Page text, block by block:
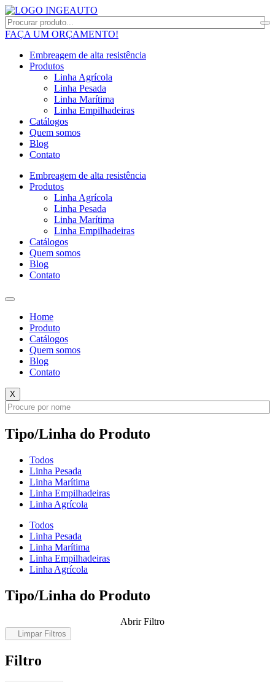
FAÇA UM ORÇAMENTO!
Embreagem de alta resistência
Produtos
Linha Agrícola
Linha Pesada
Linha Marítima
Linha Empilhadeiras
Catálogos
Quem somos
Blog
Contato
Embreagem de alta resistência
Produtos
Linha Agrícola
Linha Pesada
Linha Marítima
Linha Empilhadeiras
Catálogos
Quem somos
Blog
Contato
Home
Produto
Catálogos
Quem somos
Blog
Contato
X
Tipo/Linha do Produto
Todos
Linha Pesada
Linha Marítima
Linha Empilhadeiras
Linha Agrícola
Todos
Linha Pesada
Linha Marítima
Linha Empilhadeiras
Linha Agrícola
Tipo/Linha do Produto
Abrir Filtro
Limpar Filtros
Filtro